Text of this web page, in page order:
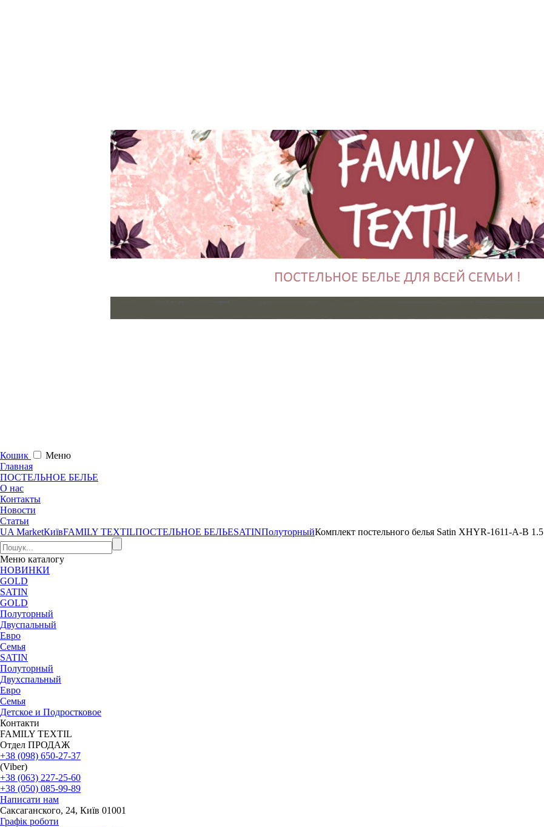
Кошик
Меню
Главная
ПОСТЕЛЬНОЕ БЕЛЬЕ
О нас
Контакты
Новости
Статьи
UA MarketКиївFAMILY TEXTILПОСТЕЛЬНОЕ БЕЛЬЕSATINПолуторныйКомплект постельного белья Satin XHYR-1611-A-B 1.5
Меню каталогу
НОВИНКИ
GOLD
SATIN
GOLD
Полуторный
Двуспальный
Евро
Семья
SATIN
Полуторный
Двухспальный
Евро
Семья
Детское и Подростковое
Контакти
FAMILY TEXTIL
Отдел ПРОДАЖ
+38 (098) 650-27-37
(Viber)
+38 (063) 227-25-60
+38 (050) 085-99-89
Написати нам
Саксаганского, 24, Київ 01001
Графік роботи